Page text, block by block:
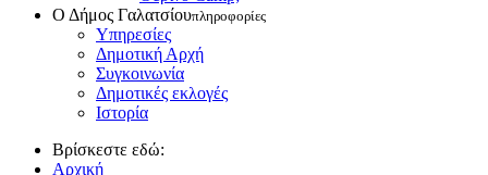
Ο Δήμος Γαλατσίουπληροφορίες
Υπηρεσίες
Δημοτική Αρχή
Συγκοινωνία
Δημοτικές εκλογές
Ιστορία
Βρίσκεστε εδώ:
Αρχική